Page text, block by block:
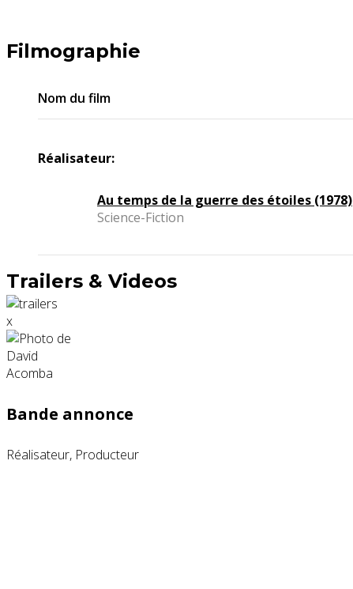
Filmographie
Nom du film
Réalisateur:
Au temps de la guerre des étoiles (1978)
Science-Fiction
Trailers & Videos
x
Bande annonce
Réalisateur, Producteur